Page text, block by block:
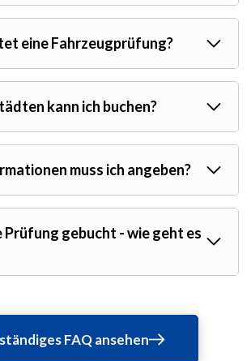
eine Fahrzeugprüfung?
kann ich buchen?
muss ich angeben?
Prüfung gebucht - wie geht es
FAQ ansehen